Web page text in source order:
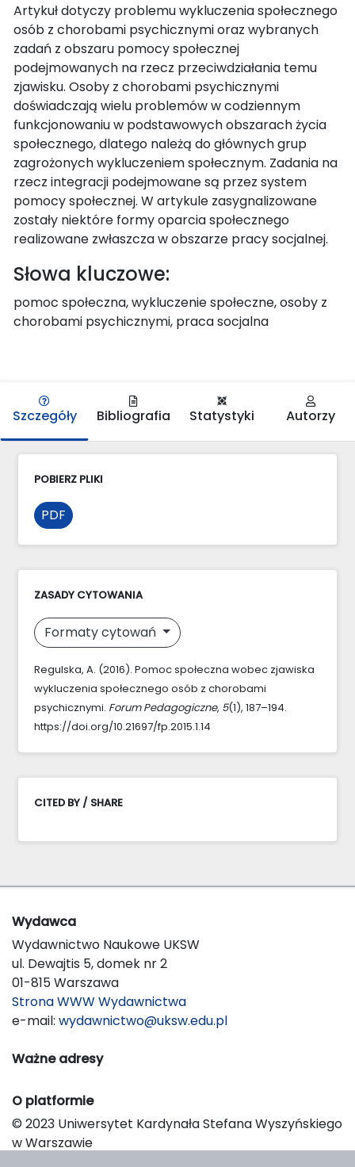
Artykuł dotyczy problemu wykluczenia społecznego
osób z chorobami psychicznymi oraz wybranych
zadań z obszaru pomocy społecznej
podejmowanych na rzecz przeciwdziałania temu
zjawisku. Osoby z chorobami psychicznymi
doświadczają wielu problemów w codziennym
funkcjonowaniu w podstawowych obszarach życia
społecznego, dlatego należą do głównych grup
zagrożonych wykluczeniem społecznym. Zadania na
rzecz integracji podejmowane są przez system
pomocy społecznej. W artykule zasygnalizowane
zostały niektóre formy oparcia społecznego
realizowane zwłaszcza w obszarze pracy socjalnej.
Słowa kluczowe:
pomoc społeczna, wykluczenie społeczne, osoby z
chorobami psychicznymi, praca socjalna
Szczegóły Bibliografia Statystyki Autorzy
POBIERZ PLIKI
PDF
ZASADY CYTOWANIA
Formaty cytowań
Regulska, A. (2016). Pomoc społeczna wobec zjawiska
wykluczenia społecznego osób z chorobami
psychicznymi. Forum Pedagogiczne, 5(1), 187–194.
https://doi.org/10.21697/fp.2015.1.14
CITED BY / SHARE
Wydawca
Wydawnictwo Naukowe UKSW
ul. Dewajtis 5, domek nr 2
01-815 Warszawa
Strona WWW Wydawnictwa
e-mail: wydawnictwo@uksw.edu.pl
Ważne adresy
O platformie
© 2023 Uniwersytet Kardynała Stefana Wyszyńskiego
w Warszawie